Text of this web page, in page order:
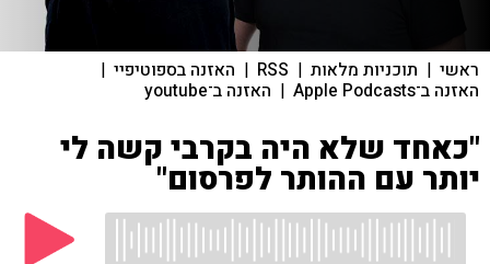
ראשי | תוכניות מלאות |
RSS
| האזנה בספוטיפיי |
האזנה ב־Apple Podcasts | האזנה ב־youtube
"כאחד שלא היה בקרבי קשה לי
יותר עם ההותר לפרסום"